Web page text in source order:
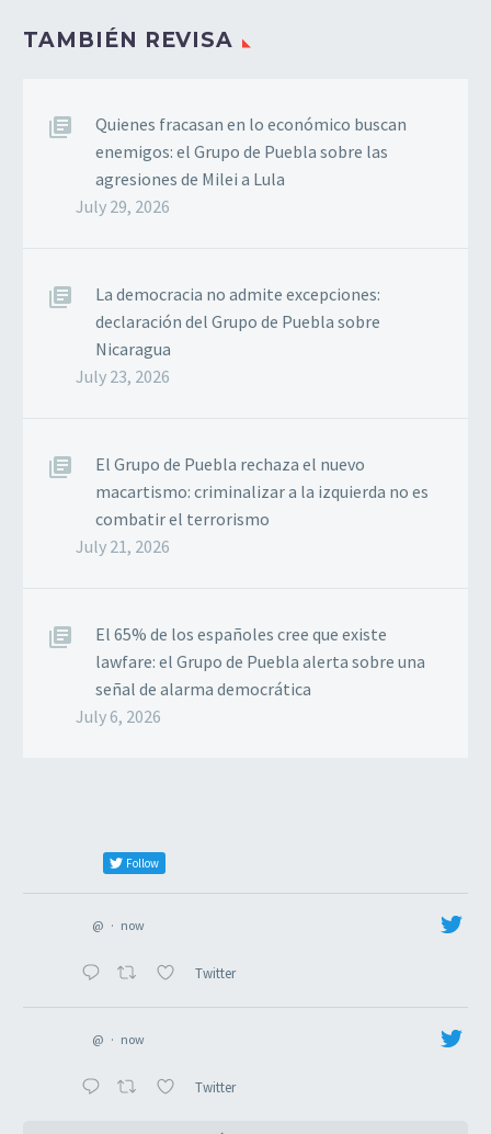
TAMBIÉN REVISA
Quienes fracasan en lo económico buscan
enemigos: el Grupo de Puebla sobre las
agresiones de Milei a Lula
July 29, 2026
La democracia no admite excepciones:
declaración del Grupo de Puebla sobre
Nicaragua
July 23, 2026
El Grupo de Puebla rechaza el nuevo
macartismo: criminalizar a la izquierda no es
combatir el terrorismo
July 21, 2026
El 65% de los españoles cree que existe
lawfare: el Grupo de Puebla alerta sobre una
señal de alarma democrática
July 6, 2026
Follow
@ · now
Twitter
@ · now
Twitter